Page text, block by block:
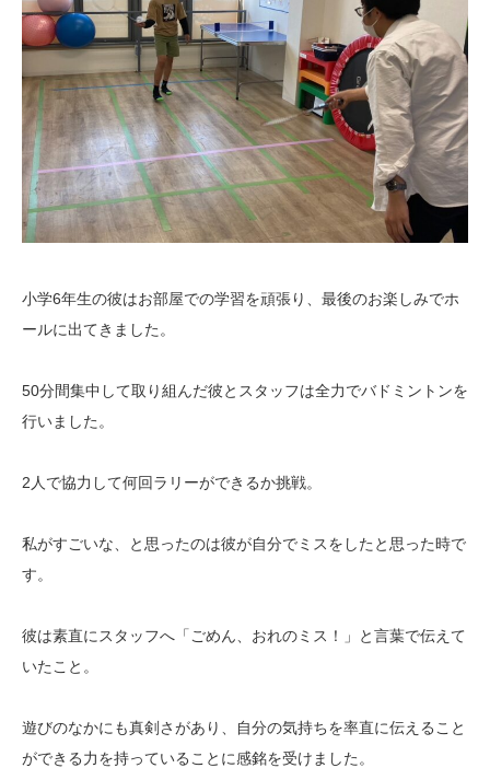
小学6年生の彼はお部屋での学習を頑張り、最後のお楽しみでホ
ールに出てきました。
50分間集中して取り組んだ彼とスタッフは全力でバドミントンを
行いました。
2人で協力して何回ラリーができるか挑戦。
私がすごいな、と思ったのは彼が自分でミスをしたと思った時で
す。
彼は素直にスタッフへ「ごめん、おれのミス！」と言葉で伝えて
いたこと。
遊びのなかにも真剣さがあり、自分の気持ちを率直に伝えること
ができる力を持っていることに感銘を受けました。